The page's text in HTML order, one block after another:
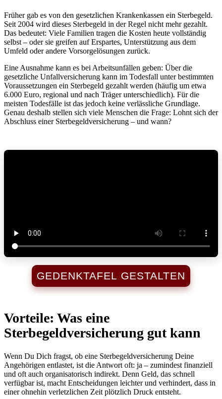
Früher gab es von den gesetzlichen Krankenkassen ein Sterbegeld.
Seit 2004 wird dieses Sterbegeld in der Regel nicht mehr gezahlt.
Das bedeutet: Viele Familien tragen die Kosten heute vollständig
selbst – oder sie greifen auf Erspartes, Unterstützung aus dem
Umfeld oder andere Vorsorgelösungen zurück.
Eine Ausnahme kann es bei Arbeitsunfällen geben: Über die
gesetzliche Unfallversicherung kann im Todesfall unter bestimmten
Voraussetzungen ein Sterbegeld gezahlt werden (häufig um etwa
6.000 Euro, regional und nach Träger unterschiedlich). Für die
meisten Todesfälle ist das jedoch keine verlässliche Grundlage.
Genau deshalb stellen sich viele Menschen die Frage: Lohnt sich der
Abschluss einer Sterbegeldversicherung – und wann?
GEDENKTAFEL GESTALTEN
Vorteile: Was eine
Sterbegeldversicherung gut kann
Wenn Du Dich fragst, ob eine Sterbegeldversicherung Deine
Angehörigen entlastet, ist die Antwort oft: ja – zumindest finanziell
und oft auch organisatorisch indirekt. Denn Geld, das schnell
verfügbar ist, macht Entscheidungen leichter und verhindert, dass in
einer ohnehin verletzlichen Zeit plötzlich Druck entsteht.